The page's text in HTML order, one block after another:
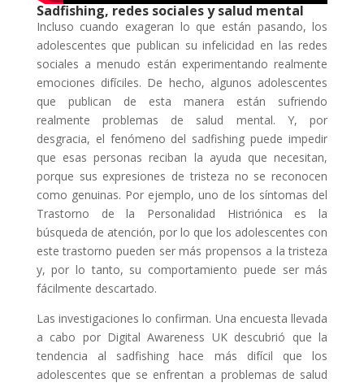
Sadfishing, redes sociales y salud mental
Incluso cuando exageran lo que están pasando, los
adolescentes que publican su infelicidad en las redes
sociales a menudo están experimentando realmente
emociones difíciles. De hecho, algunos adolescentes
que publican de esta manera están sufriendo
realmente problemas de salud mental. Y, por
desgracia, el fenómeno del sadfishing puede impedir
que esas personas reciban la ayuda que necesitan,
porque sus expresiones de tristeza no se reconocen
como genuinas. Por ejemplo, uno de los síntomas del
Trastorno de la Personalidad Histriónica es la
búsqueda de atención, por lo que los adolescentes con
este trastorno pueden ser más propensos a la tristeza
y, por lo tanto, su comportamiento puede ser más
fácilmente descartado.
Las investigaciones lo confirman. Una encuesta llevada
a cabo por Digital Awareness UK descubrió que la
tendencia al sadfishing hace más difícil que los
adolescentes que se enfrentan a problemas de salud